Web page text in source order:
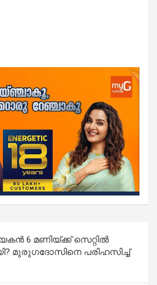
6 മണിയ്ക്ക് സെറ്റിൽ
മുരുഗദോസിനെ പരിഹസിച്ച്